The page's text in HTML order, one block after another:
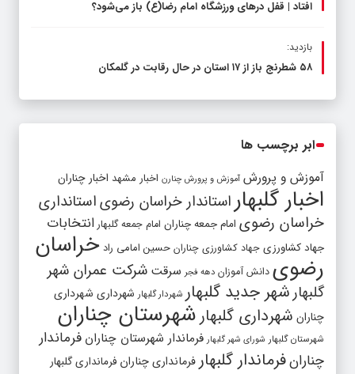
افتاد | قفل در‌های ورزشگاه امام رضا(ع) باز می‌شود؟
بازدید:
۵۸ شطرنج‌ باز از ۱۷ استان در حال رقابت در گلمکان
ابر برچسب ها
آموزش و پرورش آموزش و پرورش چنارن اخبار مشهد اخبار چناران
اخبار گلبهار استاندار خراسان رضویاستانداری
خراسان رضوی امام جمعه چناران امام جمعه گلبهار انتخابات
جهاد کشاورزی جهاد کشاورزی چناران حسین امامی راد خراسان
رضوی دانش آموزان دهه فجر سرقت شرکت عمران شهر
گلبهارشهر جدید گلبهار شهردار گلبهار شهرداری شهرداری
چناران شهرداری گلبهار شهرستان چناران
شهرستان گلبهار شورای شهر گلبهار فرماندار شهرستان چناران فرماندار
چنارانفرماندار گلبهار فرمانداری چناران فرمانداری گلبهار